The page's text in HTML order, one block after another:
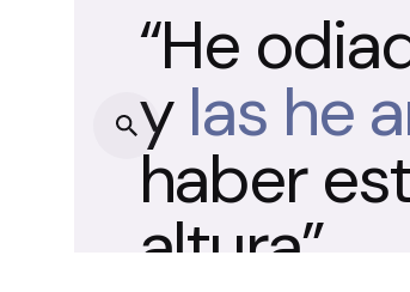
“He
y las he
haber
altura”.